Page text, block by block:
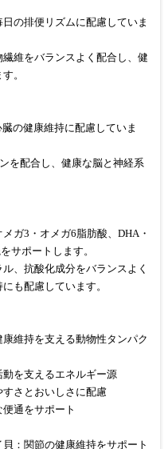
の排便リズムに配慮していま
維をバランスよく配合し、健
。
の健康維持に配慮していま
を配合し、健康な脳と神経系
ガ3・オメガ6脂肪酸、DHA・
サポートします。
、抗酸化成分をバランスよく
も配慮しています。
維持を支える動物性タンパク
を支えるエネルギー源
さとおいしさに配慮
通をサポート
：関節の健康維持をサポート